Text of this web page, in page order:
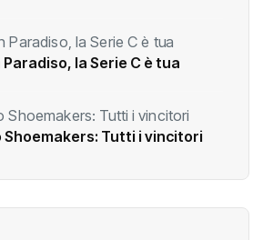
la Serie C è tua
Shoemakers: Tutti i vincitori